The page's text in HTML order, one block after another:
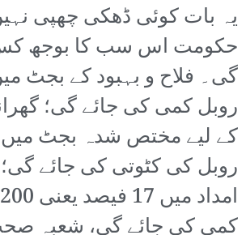
یہ بات کوئی ڈھکی چھپی
حکومت اس سب کا بوجھ کس
روبل کمی کی جائے گی؛
روبل کی کٹوتی کی جائے